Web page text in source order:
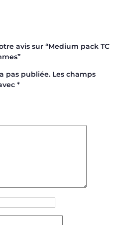
avis sur “Medium pack TC
pas publiée. Les champs
*